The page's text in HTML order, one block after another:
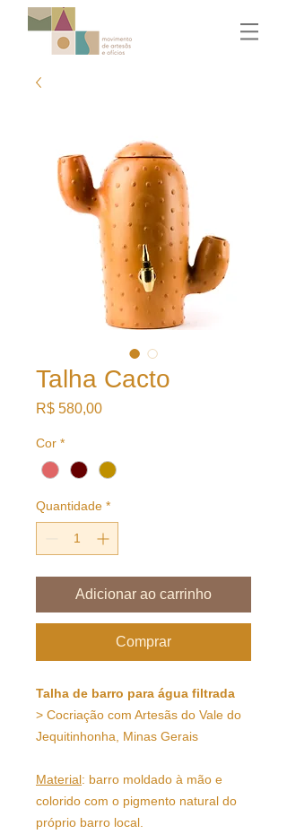
Talha Cacto
R$ 580,00Preço
Cor *
Quantidade *
Adicionar ao carrinho
Comprar
Talha de barro para água filtrada
> Cocriação com Artesãs do Vale do
Jequitinhonha, Minas Gerais
Material: barro moldado à mão e
colorido com o pigmento natural do
próprio barro local.